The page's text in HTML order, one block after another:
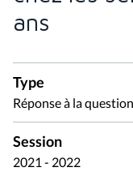
ans
Type
Réponse à la
Session
2021 - 2022